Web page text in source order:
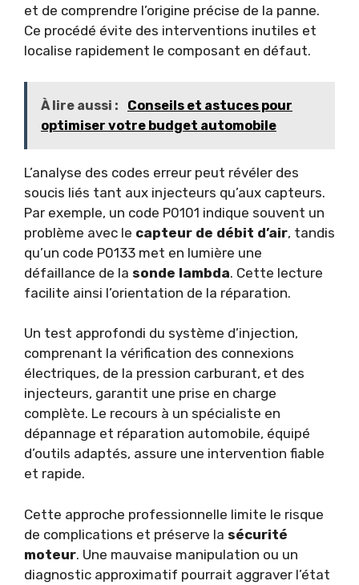
et de comprendre l’origine précise de la panne.
Ce procédé évite des interventions inutiles et
localise rapidement le composant en défaut.
À lire aussi :
Conseils et astuces pour
optimiser votre budget automobile
L’analyse des codes erreur peut révéler des
soucis liés tant aux injecteurs qu’aux capteurs.
Par exemple, un code P0101 indique souvent un
problème avec le capteur de débit d’air, tandis
qu’un code P0133 met en lumière une
défaillance de la sonde lambda. Cette lecture
facilite ainsi l’orientation de la réparation.
Un test approfondi du système d’injection,
comprenant la vérification des connexions
électriques, de la pression carburant, et des
injecteurs, garantit une prise en charge
complète. Le recours à un spécialiste en
dépannage et réparation automobile, équipé
d’outils adaptés, assure une intervention fiable
et rapide.
Cette approche professionnelle limite le risque
de complications et préserve la sécurité
moteur. Une mauvaise manipulation ou un
diagnostic approximatif pourrait aggraver l’état